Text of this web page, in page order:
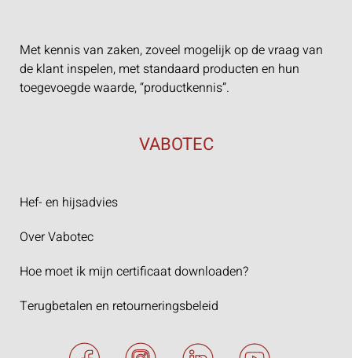
Met kennis van zaken, zoveel mogelijk op de vraag van
de klant inspelen, met standaard producten en hun
toegevoegde waarde, “productkennis”.
VABOTEC
Hef- en hijsadvies
Over Vabotec
Hoe moet ik mijn certificaat downloaden?
Terugbetalen en retourneringsbeleid